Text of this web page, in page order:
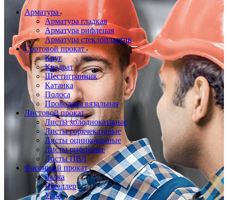
Арматура
Арматура гладкая
Арматура рифленая
Арматура стеклопластик
Сортовой прокат
Круг
Квадрат
Шестигранник
Катанка
Полоса
Проволока вязальная
Листовой прокат
Листы холоднокатаные
Листы горячекатаные
Листы оцинкованные
Листы рифленые
Листы ПВЛ
Фасонный прокат
Балка
Швеллер
Угол